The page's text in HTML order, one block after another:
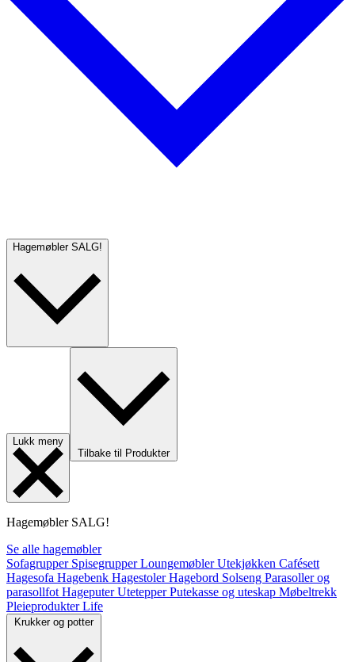
Hagemøbler SALG!
Lukk meny
Tilbake til Produkter
Hagemøbler SALG!
Se alle hagemøbler
Sofagrupper SpisegrupperLoungemøblerUtekjøkken Cafésett
Hagesofa Hagebenk HagestolerHagebord Solseng Parasoller og
parasollfot HageputerUtetepperPutekasse og uteskap Møbeltrekk
PleieprodukterLife
Krukker og potter